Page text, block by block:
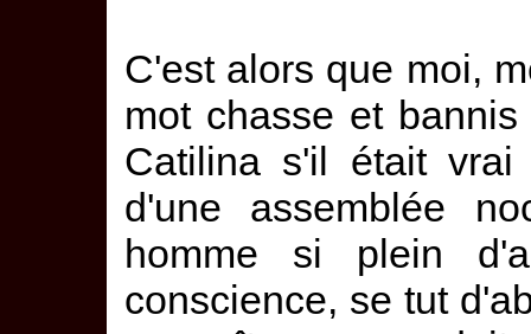
C'est alors que moi,
mot chasse et
Catilina s'il était
d'une assemblée
homme si plein
conscience, se tut